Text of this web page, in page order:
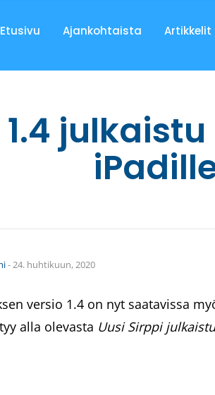
Etusivu Ajankohtaista Artikkelit
-24. huhtikuun, 2020
versio 1.4 on nyt saatavissa
alla olevasta Uusi Sirppi